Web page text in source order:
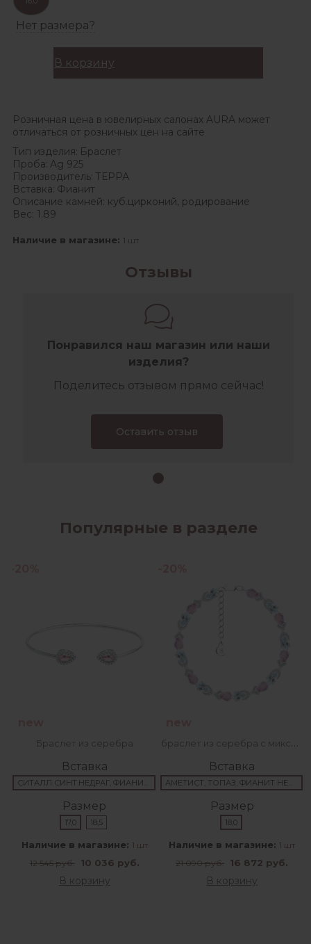
Нет размера?
В корзину
Розничная цена в ювелирных салонах AURA может
отличаться от розничных цен на сайте
Тип изделия: Браслет
Проба: Ag 925
Производитель: ТЕРРА
Вставка: Фианит
Описание камней: куб.цирконий, родирование
Вес: 1.89
Наличие в магазине: 1 шт
Отзывы
Понравился наш магазин или наши
изделия?
Поделитесь отзывом прямо сейчас!
Оставить отзыв
Популярные в разделе
Браслет из серебра
Вставка
Размер
17,0 18,5
Наличие в магазине: 1 шт
12 545 руб.
10 036 руб.
В корзину
браслет из серебра с миксом камней
Вставка
Размер
18,0
Наличие в магазине: 1 шт
21 090 руб. 16 872 руб.
В корзину